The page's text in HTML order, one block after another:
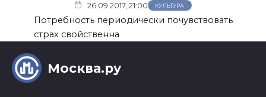
26.09.2017, 21:00 КУЛЬТУРА
Потребность периодически почувствовать
страх свойственна
Москва.ру